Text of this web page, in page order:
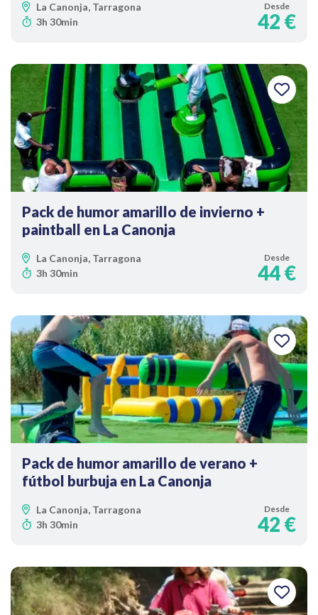
La Canonja, Tarragona
3h 30min
Desde
42 €
Pack de humor amarillo de invierno +
paintball en La Canonja
La Canonja, Tarragona
3h 30min
Desde
44 €
Pack de humor amarillo de verano +
fútbol burbuja en La Canonja
La Canonja, Tarragona
3h 30min
Desde
42 €